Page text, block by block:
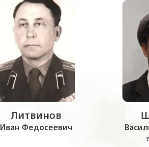
Литвинов
Иван Федосеевич